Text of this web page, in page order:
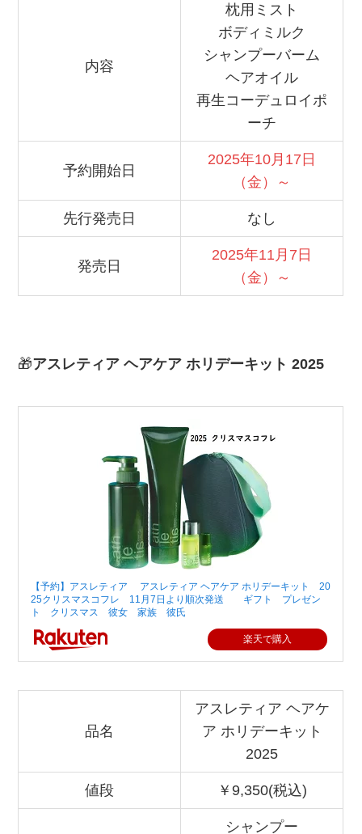
内容
枕用ミスト
ボディミルク
シャンプーバーム
ヘアオイル
再生コーデュロイポ
ーチ
予約開始日
2025年10月17日
（金）～
先行発売日 なし
発売日
2025年11月7日
（金）～
🎁アスレティア ヘアケア ホリデーキット 2025
【予約】アスレティア アスレティア ヘアケア ホリデーキット 20
25クリスマスコフレ 11月7日より順次発送 ギフト プレゼン
ト クリスマス 彼女 家族 彼氏
楽天で購入
品名
アスレティア ヘアケ
ア ホリデーキット
2025
値段 ￥9,350(税込)
シャンプー